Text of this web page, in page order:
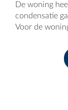
De woning
condensatie
Voor de